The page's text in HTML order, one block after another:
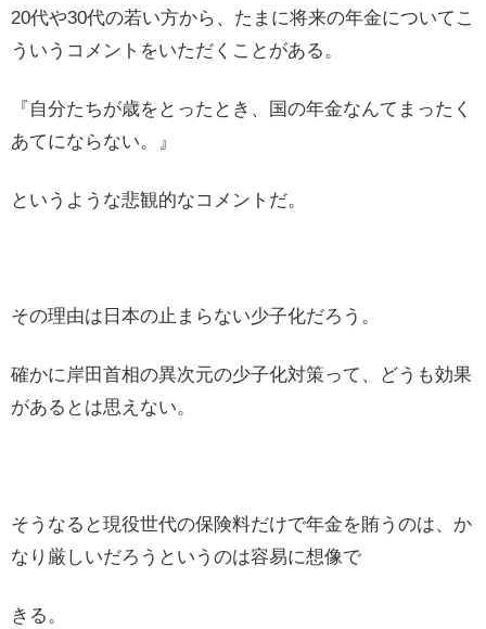
20代や30代の若い方から、たまに将来の年金についてこ
ういうコメントをいただくことがある。
『自分たちが歳をとったとき、国の年金なんてまったく
あてにならない。』
というような悲観的なコメントだ。
その理由は日本の止まらない少子化だろう。
確かに岸田首相の異次元の少子化対策って、どうも効果
があるとは思えない。
そうなると現役世代の保険料だけで年金を賄うのは、か
なり厳しいだろうというのは容易に想像で
きる。